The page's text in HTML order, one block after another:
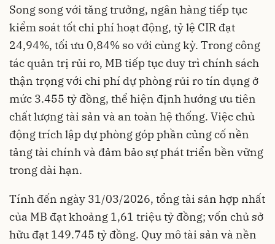
Song song với tăng trưởng, ngân hàng tiếp tục
kiểm soát tốt chi phí hoạt động, tỷ lệ CIR đạt
24,94%, tối ưu 0,84% so với cùng kỳ. Trong công
tác quản trị rủi ro, MB tiếp tục duy trì chính sách
thận trọng với chi phí dự phòng rủi ro tín dụng ở
mức 3.455 tỷ đồng, thể hiện định hướng ưu tiên
chất lượng tài sản và an toàn hệ thống. Việc chủ
động trích lập dự phòng góp phần củng cố nền
tảng tài chính và đảm bảo sự phát triển bền vững
trong dài hạn.
Tính đến ngày 31/03/2026, tổng tài sản hợp nhất
của MB đạt khoảng 1,61 triệu tỷ đồng; vốn chủ sở
hữu đạt 149.745 tỷ đồng. Quy mô tài sản và nền